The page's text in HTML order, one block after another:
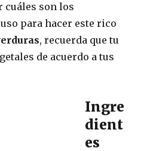
cuáles son los
para hacer este rico
, recuerda que tu
de acuerdo a tus
Ingre
dient
es